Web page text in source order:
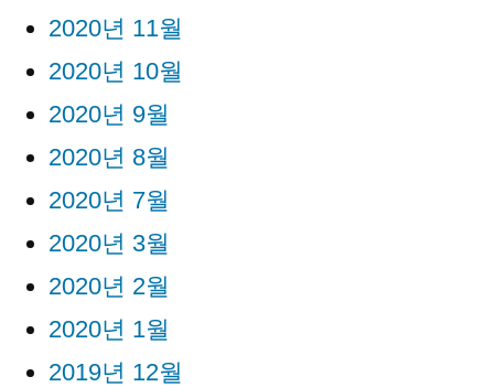
2020년 11월
2020년 10월
2020년 9월
2020년 8월
2020년 7월
2020년 3월
2020년 2월
2020년 1월
2019년 12월